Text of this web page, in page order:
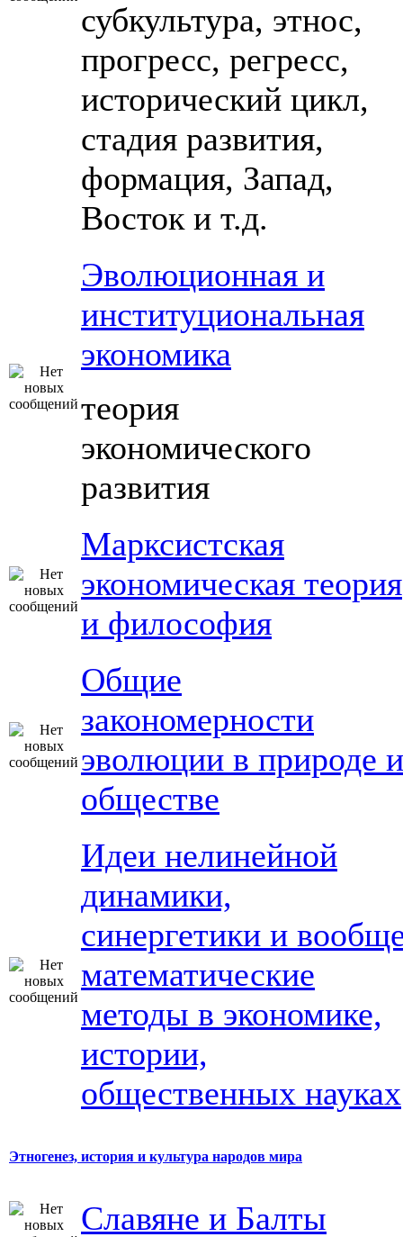
субкультура, этнос,
прогресс, регресс,
исторический цикл,
стадия развития,
формация, Запад,
Восток и т.д.
Эволюционная и
институциональная
экономика
теория
экономического
развития
Марксистская
экономическая теория
и философия
Общие
закономерности
эволюции в природе и
обществе
Идеи нелинейной
динамики,
синергетики и
математические
методы в экономике,
истории,
общественных науках
Этногенез, история и культура народов мира
Славяне и Балты